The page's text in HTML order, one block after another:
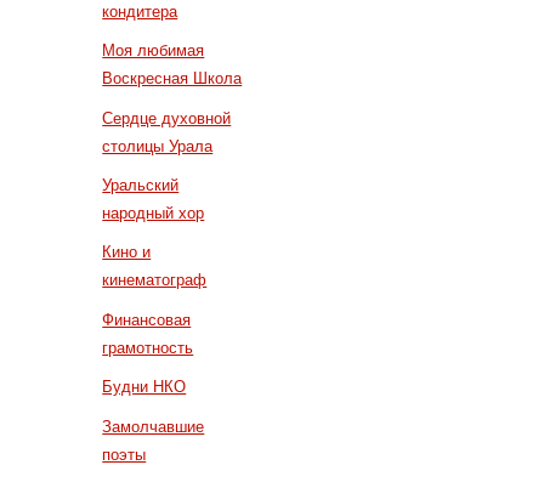
кондитера
Моя любимая
Воскресная Школа
Сердце духовной
столицы Урала
Уральский
народный хор
Кино и
кинематограф
Финансовая
грамотность
Будни НКО
Замолчавшие
поэты